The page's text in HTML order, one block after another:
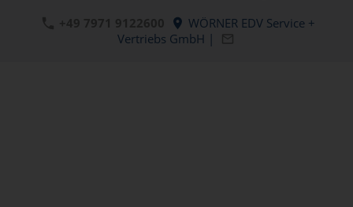
WÖRNER EDV Service +
Vertriebs GmbH |